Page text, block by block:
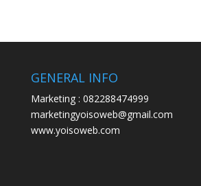
GENERAL INFO
Marketing : 082288474999
marketingyoisoweb@gmail.com
www.yoisoweb.com